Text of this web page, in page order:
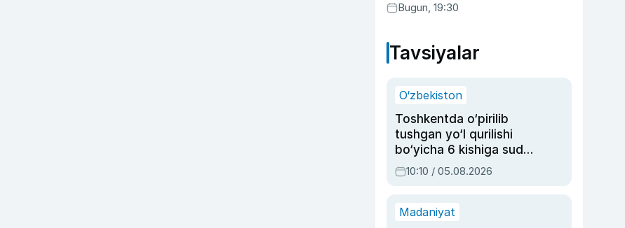
Bugun, 19:30
Tavsiyalar
O‘zbekiston
Toshkentda o‘pirilib
tushgan yo‘l qurilishi
bo‘yicha 6 kishiga sud
hukmi o‘qildi
10:10 / 05.08.2026
Madaniyat